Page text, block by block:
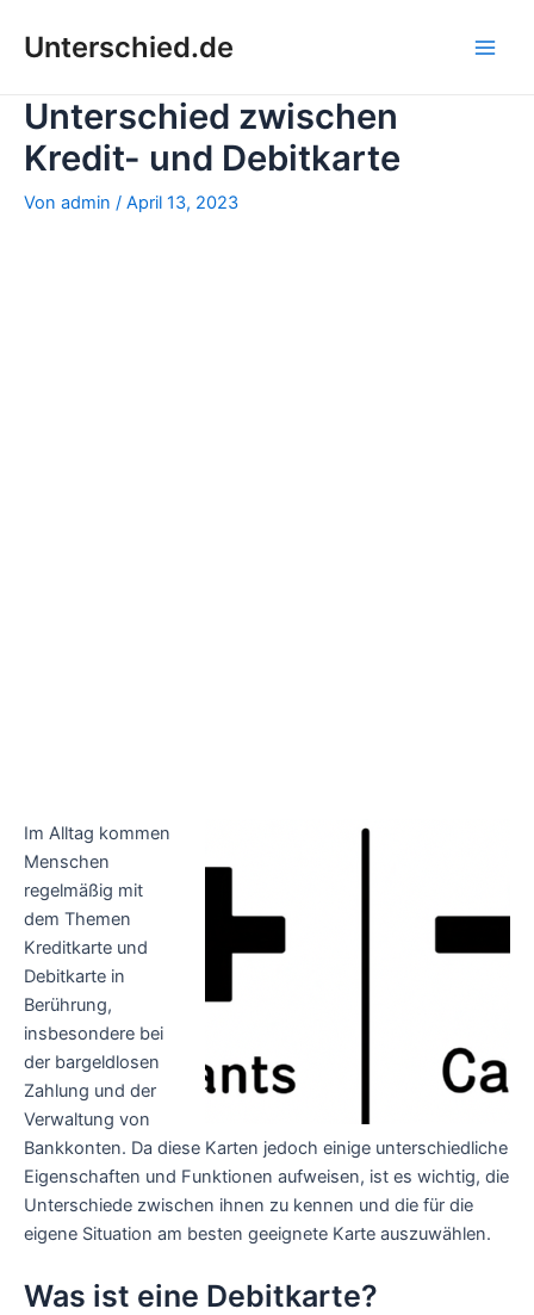
InhaltUnterschied.de
Unterschied zwischen
Kredit- und Debitkarte
Von admin / April 13, 2023
Im Alltag kommen
Menschen
regelmäßig mit
dem Themen
Kreditkarte und
Debitkarte in
Berührung,
insbesondere bei
der bargeldlosen
Zahlung und der
Verwaltung von
Bankkonten. Da diese Karten jedoch einige unterschiedliche
Eigenschaften und Funktionen aufweisen, ist es wichtig, die
Unterschiede zwischen ihnen zu kennen und die für die
eigene Situation am besten geeignete Karte auszuwählen.
Was ist eine Debitkarte?